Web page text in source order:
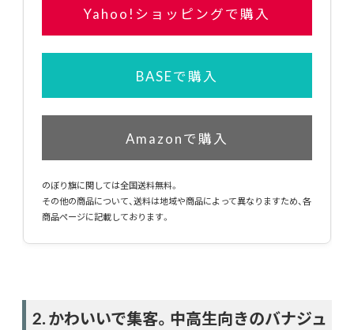
Yahoo!ショッピングで購入
BASEで購入
Amazonで購入
のぼり旗に関しては全国送料無料。
その他の商品について、送料は地域や商品によって異なりますため、各
商品ページに記載しております。
2. かわいいで集客。中高生向きのバナジュ